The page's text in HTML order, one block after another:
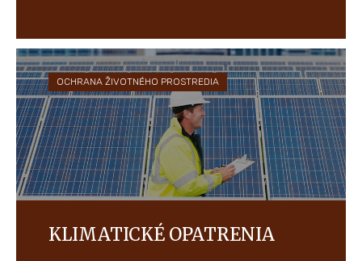
farmárom a ich komunitám a chráni ľudí a životné
prostredie.
OCHRANA ŽIVOTNÉHO PROSTREDIA
KLIMATICKÉ OPATRENIA